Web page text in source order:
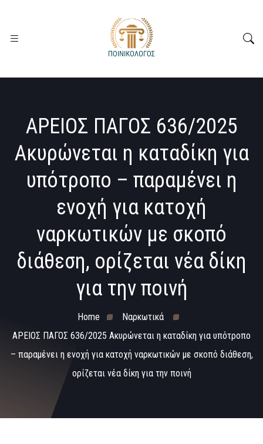
ΑΡΕΙΟΣ ΠΑΓΟΣ 636/2025
Ακυρώνεται η καταδίκη για
υπότροπο – παραμένει η
ενοχή για κατοχή
ναρκωτικών με σκοπό
διάθεση, ορίζεται νέα δίκη
για την ποινή
Home
Ναρκωτικά
ΑΡΕΙΟΣ ΠΑΓΟΣ 636/2025 Ακυρώνεται η καταδίκη για υπότροπο
– παραμένει η ενοχή για κατοχή ναρκωτικών με σκοπό διάθεση,
ορίζεται νέα δίκη για την ποινή